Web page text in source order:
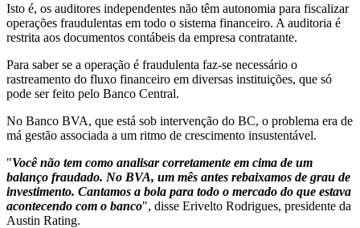
Isto é, os auditores independentes não têm autonomia para fiscalizar
operações fraudulentas em todo o sistema financeiro. A auditoria é
restrita aos documentos contábeis da empresa contratante.
Para saber se a operação é fraudulenta faz-se necessário o
rastreamento do fluxo financeiro em diversas instituições, que só
pode ser feito pelo Banco Central.
No Banco BVA, que está sob intervenção do BC, o problema era de
má gestão associada a um ritmo de crescimento insustentável.
"Você não tem como analisar corretamente em cima de um
balanço fraudado. No BVA, um mês antes rebaixamos de grau de
investimento. Cantamos a bola para todo o mercado do que estava
acontecendo com o banco", disse Erivelto Rodrigues, presidente da
Austin Rating.